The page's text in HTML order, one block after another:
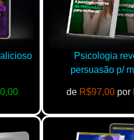
Psicologia
persuasão p/
de R$97,00 por